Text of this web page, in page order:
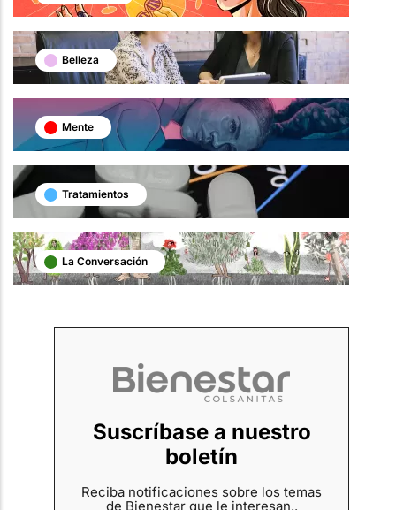
Belleza
Mente
Tratamientos
La Conversación
Suscríbase a nuestro
boletín
Reciba notificaciones sobre los temas
de Bienestar que le interesan..